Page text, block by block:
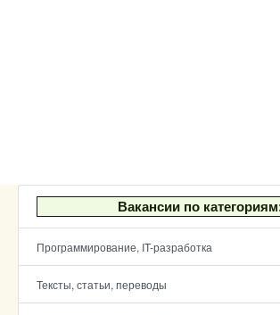
Вакансии по
Программирование, IT-разработка
Тексты, статьи, переводы